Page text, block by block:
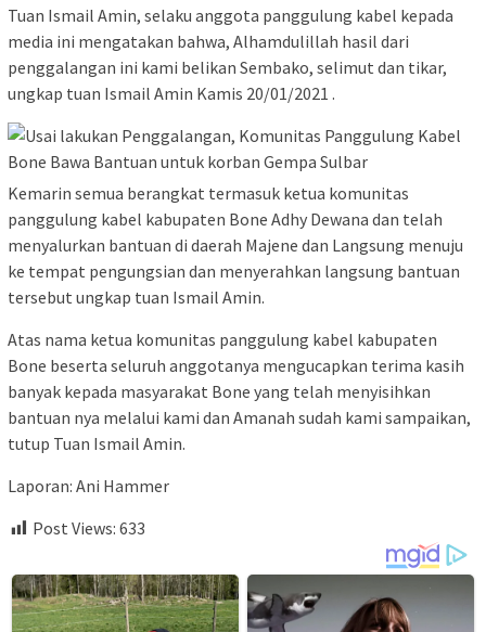
Tuan Ismail Amin, selaku anggota panggulung kabel kepada
media ini mengatakan bahwa, Alhamdulillah hasil dari
penggalangan ini kami belikan Sembako, selimut dan tikar,
ungkap tuan Ismail Amin Kamis 20/01/2021 .
Kemarin semua berangkat termasuk ketua komunitas
panggulung kabel kabupaten Bone Adhy Dewana dan telah
menyalurkan bantuan di daerah Majene dan Langsung menuju
ke tempat pengungsian dan menyerahkan langsung bantuan
tersebut ungkap tuan Ismail Amin.
Atas nama ketua komunitas panggulung kabel kabupaten
Bone beserta seluruh anggotanya mengucapkan terima kasih
banyak kepada masyarakat Bone yang telah menyisihkan
bantuan nya melalui kami dan Amanah sudah kami sampaikan,
tutup Tuan Ismail Amin.
Laporan: Ani Hammer
Post Views: 633